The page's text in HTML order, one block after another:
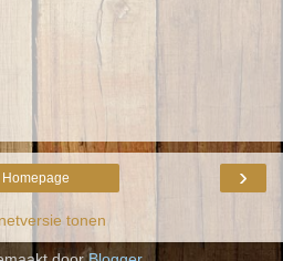
›
Homepage
tonen